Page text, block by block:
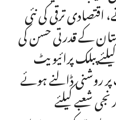
ترقی کی نئی
کے قدرتی حسن کی
پبلک پرائیویٹ
روشنی ڈالنے ہوئے
شعبے کیلئے